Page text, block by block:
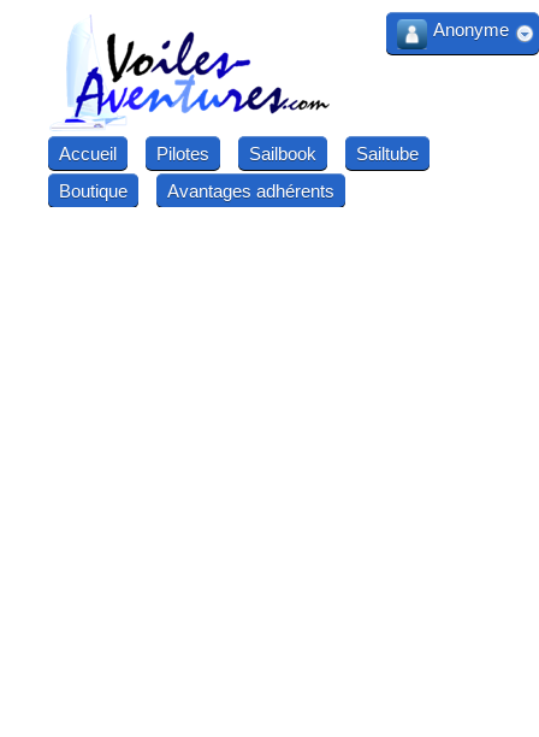
Accueil Pilotes Sailbook
Sailtube
Boutique
Avantages adhérents
Anonyme